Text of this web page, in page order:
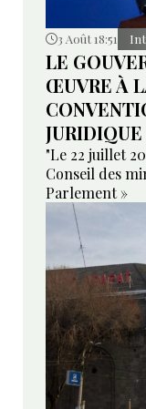
3 Août 18:51
LE
ŒUVRE À
"Le 22 juillet
Conseil des
Parlement »